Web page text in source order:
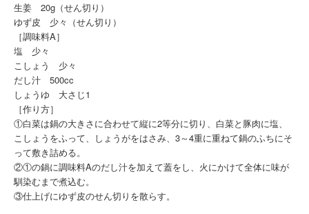
生姜 20g（せん切り）
ゆず皮 少々（せん切り）
［調味料A］
塩 少々
こしょう 少々
だし汁 500cc
しょうゆ 大さじ1
［作り方］
①白菜は鍋の大きさに合わせて縦に2等分に切り、白菜と豚肉に塩、
こしょうをふって、しょうがをはさみ、3～4重に重ねて鍋のふちにそ
って敷き詰める。
②①の鍋に調味料Aのだし汁を加えて蓋をし、火にかけて全体に味が
馴染むまで煮込む。
③仕上げにゆず皮のせん切りを散らす。